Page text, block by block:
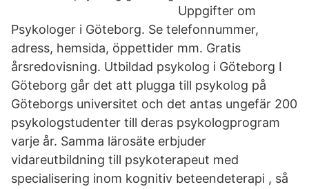
Uppgifter om
Psykologer i Göteborg. Se telefonnummer,
adress, hemsida, öppettider mm. Gratis
årsredovisning. Utbildad psykolog i Göteborg I
Göteborg går det att plugga till psykolog på
Göteborgs universitet och det antas ungefär 200
psykologstudenter till deras psykologprogram
varje år. Samma lärosäte erbjuder
vidareutbildning till psykoterapeut med
specialisering inom kognitiv beteendeterapi , så